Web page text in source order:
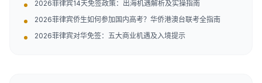
2026菲律宾14天免签政策：出海机遇解析及实操指南
2026菲律宾侨生如何参加国内高考？华侨港澳台联考全指南
2026菲律宾对华免签：五大商业机遇及入境提示